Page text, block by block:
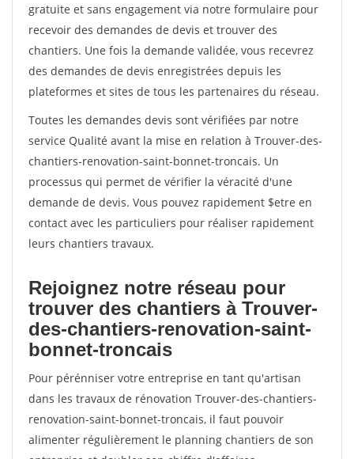
gratuite et sans engagement via notre formulaire pour
recevoir des demandes de devis et trouver des
chantiers. Une fois la demande validée, vous recevrez
des demandes de devis enregistrées depuis les
plateformes et sites de tous les partenaires du réseau.
Toutes les demandes devis sont vérifiées par notre
service Qualité avant la mise en relation à Trouver-des-
chantiers-renovation-saint-bonnet-troncais. Un
processus qui permet de vérifier la véracité d'une
demande de devis. Vous pouvez rapidement $etre en
contact avec les particuliers pour réaliser rapidement
leurs chantiers travaux.
Rejoignez notre réseau pour
trouver des chantiers à Trouver-
des-chantiers-renovation-saint-
bonnet-troncais
Pour pérénniser votre entreprise en tant qu'artisan
dans les travaux de rénovation Trouver-des-chantiers-
renovation-saint-bonnet-troncais, il faut pouvoir
alimenter régulièrement le planning chantiers de son